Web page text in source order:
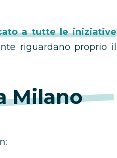
a tutte le iniziative
riguardano proprio il
Milano